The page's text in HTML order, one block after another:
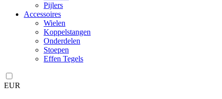
Pijlers
Accessoires
Wielen
Koppelstangen
Onderdelen
Stoepen
Effen Tegels
EUR